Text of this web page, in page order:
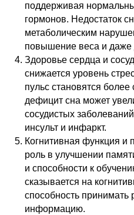
поддерживая
гормонов. Недостаток
метаболическим
повышение веса и даже
Здоровье сердца и
снижается уровень
пульс становятся
дефицит сна может
сосудистых
инсульт и инфаркт.
Когнитивная функция и
роль в улучшении
и способности к
сказывается на
способность
информацию.